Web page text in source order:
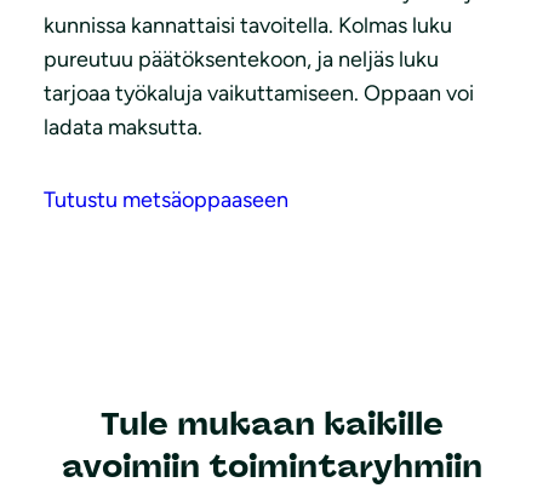
kunnissa kannattaisi tavoitella. Kolmas luku
pureutuu päätöksentekoon, ja neljäs luku
tarjoaa työkaluja vaikuttamiseen. Oppaan voi
ladata maksutta.
Tutustu metsäoppaaseen
Tule mukaan kaikille
avoimiin toimintaryhmiin